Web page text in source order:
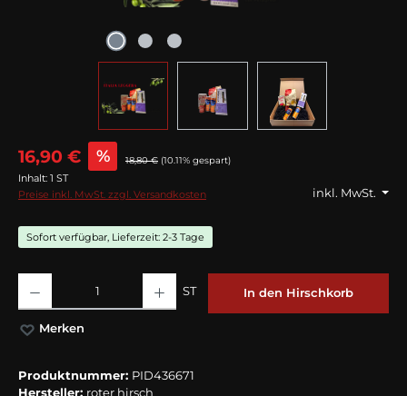
16,90 € % 18,80 € (10.11% gespart)
Inhalt: 1 ST
inkl. MwSt.
Preise inkl. MwSt. zzgl. Versandkosten
Sofort verfügbar, Lieferzeit: 2-3 Tage
ST In den Hirschkorb
Merken
Produktnummer: PID436671
Hersteller: roter hirsch